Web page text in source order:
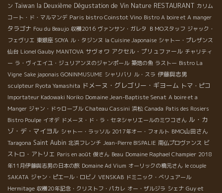
ン Taiwan la Deuxième Dégustation de Vin Nature RESTAURANT カリム
コート・ド・マルマンデ Paris bistro Coinstot Vino Bistro A boire et A manger
タラゴナ Fou du Beaujo 収穫2016 ヴァンサン・ガレタ ＢＭОスタッフ ジャック・
フェヴリエ 東銀座 SOYA ル・タジンヌ la Cuisine Japonaise シャトー・プレザンス
仙台 Lionel Gauby MANTOVA サヴォワ アクセル・プリュファール チャリティ
ー ラ・ヴィエイユ・ジュリアンヌのジャンポール 築地の魚 ラストー Bistro La
Vigne Sake japonais GONINMUSUME シャリバリ ル・スラ 伊藤與志男
sculpteur Ryota Yamashita ドメーヌ・グレゴリー・ギヨーム トマ・ピコ
Importateur Kadowaki Noriko Domaine Jean-Baptiste Senat A boire et a
Manger ジャン・ドゥローブル Chateau Cassini 浜松 Canada Patis des Rosiers
Bistro Poulpe イオデ ドメーヌ・ド・ラ・セネシャリエールのミワコさん ル・カ
ゾ・デ・マイヨル シャトー・ラッソル 2017年オー・フォルト BMO山田さん
Taragona Saint Aubin 北浜フレンチ Jean-Pierre BISPALIE 南仏プロヴァンス ビ
ストロ・アトリエ Paris en août 俊さん Beau Domaine Raphael Champier 2018
年11月伊藤與志男の日本の旅 Domaine Ad Vium オーリックの橋元さん le couple
SAKATA ジャン・ピエール・ロビノ VENSKAB ドミニック・べリュアール
Hermitage 収穫20年記念・クリストフ・パカレ オー・ザルジラ シェナ Guy et